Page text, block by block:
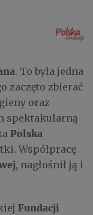
. To była jedna
zaczęto zbierać
oraz
spektakularną
Polska
Współpracę
, nagłośnił ją i
Fundacji